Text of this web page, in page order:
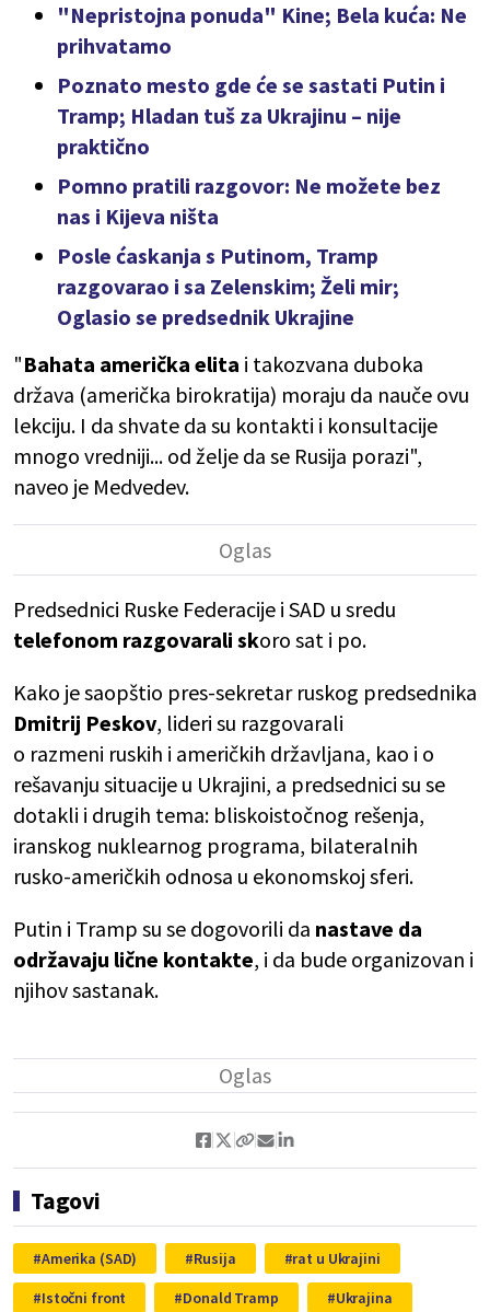
"Nepristojna ponuda" Kine; Bela kuća: Ne
prihvatamo
Poznato mesto gde će se sastati Putin i
Tramp; Hladan tuš za Ukrajinu – nije
praktično
Pomno pratili razgovor: Ne možete bez
nas i Kijeva ništa
Posle ćaskanja s Putinom, Tramp
razgovarao i sa Zelenskim; Želi mir;
Oglasio se predsednik Ukrajine
"Bahata američka elita i takozvana duboka
država (američka birokratija) moraju da nauče ovu
lekciju. I da shvate da su kontakti i konsultacije
mnogo vredniji... od želje da se Rusija porazi",
naveo je Medvedev.
Predsednici Ruske Federacije i SAD u sredu
telefonom razgovarali skoro sat i po.
Kako je saopštio pres-sekretar ruskog predsednika
Dmitrij Peskov, lideri su razgovarali
o razmeni ruskih i američkih državljana, kao i o
rešavanju situacije u Ukrajini, a predsednici su se
dotakli i drugih tema: bliskoistočnog rešenja,
iranskog nuklearnog programa, bilateralnih
rusko-američkih odnosa u ekonomskoj sferi.
Putin i Tramp su se dogovorili da nastave da
održavaju lične kontakte, i da bude organizovan i
njihov sastanak.
Tagovi
Amerika (SAD) Rusija
rat u Ukrajini
Istočni front
Donald Tramp Ukrajina